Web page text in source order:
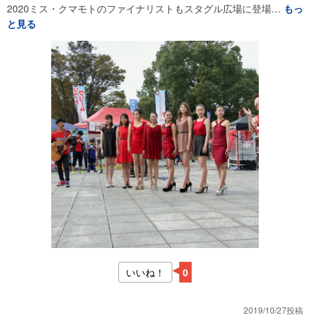
2020ミス・クマモトのファイナリストもスタグル広場に登場… もっ
と見る
いいね！ 0
2019/10/27投稿